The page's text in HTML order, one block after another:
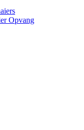
Opvang